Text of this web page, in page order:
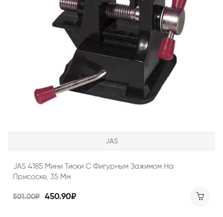
JAS
JAS 4185 Мини Тиски С Фигурным Зажимом На
Присоске, 35 Мм
501.00₽ 450.90₽